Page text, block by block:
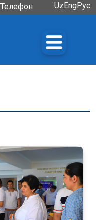
Телефон
UzEngРус